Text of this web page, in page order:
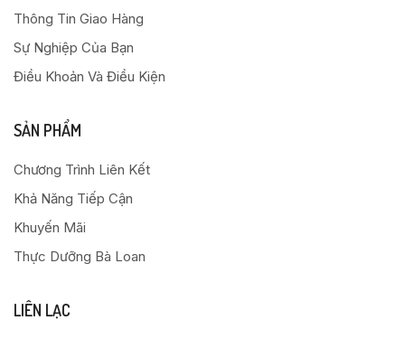
Thông Tin Giao Hàng
Sự Nghiệp Của Bạn
Điều Khoản Và Điều Kiện
SẢN PHẨM
Chương Trình Liên Kết
Khả Năng Tiếp Cận
Khuyến Mãi
Thực Dưỡng Bà Loan
LIÊN LẠC